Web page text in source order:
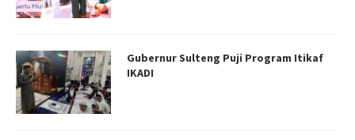
Gubernur Sulteng Puji Program Itikaf
IKADI